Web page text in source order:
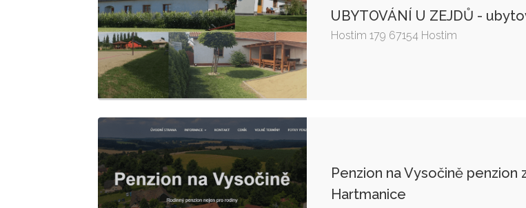
UBYTOVÁNÍ U ZEJDŮ -
Hostim 179 67154 Hostim
Penzion na Vysočině
Hartmanice